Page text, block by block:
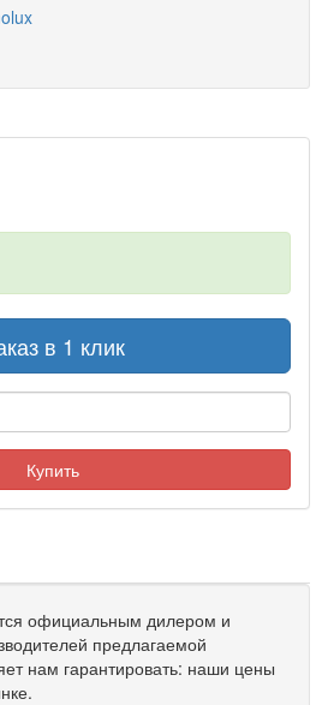
в 1 клик
Купить
официальным дилером и
предлагаемой
нам гарантировать: наши цены